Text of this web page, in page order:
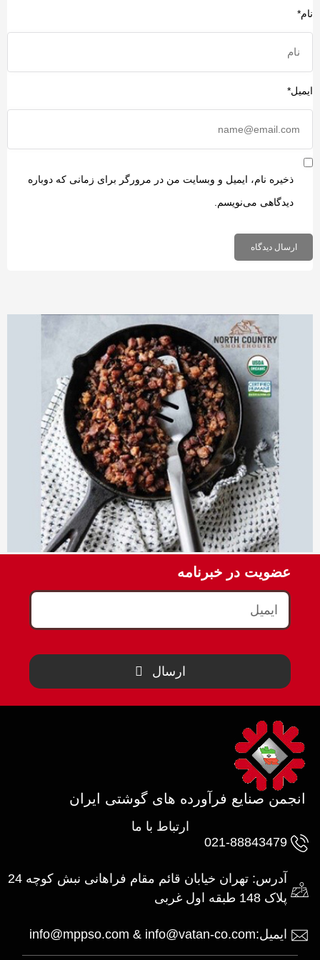
ذخیره نام، ایمیل و وبسایت من در مرورگر برای زمانی که دوباره
دیدگاهی می‌نویسم.
عضویت در خبرنامه
ارسال
انجمن صنایع فرآورده های گوشتی ایران
ارتباط با ما
021-88843479
آدرس: تهران خیابان قائم مقام فراهانی نبش کوچه 24
پلاک 148 طبقه اول غربی
ایمیل:info@mppso.com & info@vatan-co.com